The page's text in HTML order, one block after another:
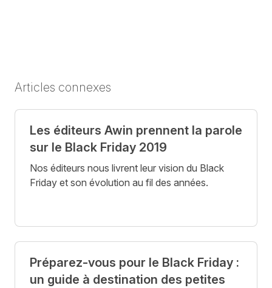
Articles connexes
Les éditeurs Awin prennent la parole
sur le Black Friday 2019
Nos éditeurs nous livrent leur vision du Black
Friday et son évolution au fil des années.
Préparez-vous pour le Black Friday :
un guide à destination des petites